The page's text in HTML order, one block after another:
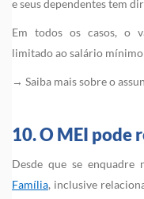
e seus dependentes tem
Em todos os casos, o
limitado ao salário
→ Saiba mais sobre o
10. O MEI pode
Desde que se enquadre
Família, inclusive